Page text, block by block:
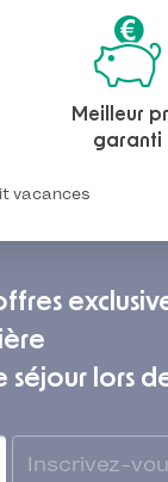
Meilleur
garanti
vacances
séjour lors
Inscrivez-